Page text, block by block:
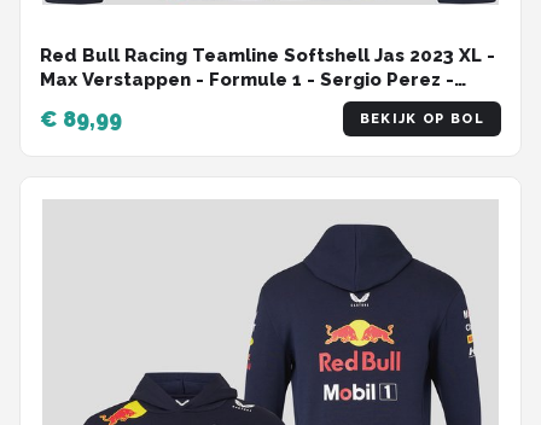
Red Bull Racing Teamline Softshell Jas 2023 XL -
Max Verstappen - Formule 1 - Sergio Perez -
€ 89,99 BEKIJK OP BOL